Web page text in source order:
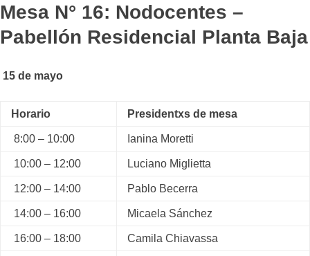
Mesa N° 16: Nodocentes –
Pabellón Residencial Planta Baja
15 de mayo
Horario Presidentxs de mesa
8:00 – 10:00 Ianina Moretti
10:00 – 12:00 Luciano Miglietta
12:00 – 14:00 Pablo Becerra
14:00 – 16:00 Micaela Sánchez
16:00 – 18:00 Camila Chiavassa